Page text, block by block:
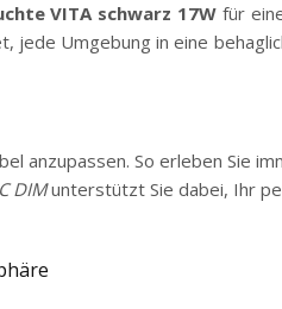
VITA schwarz 17W für
Umgebung in eine
anzupassen. So erleben Sie
DIMunterstützt Sie dabei, Ihr